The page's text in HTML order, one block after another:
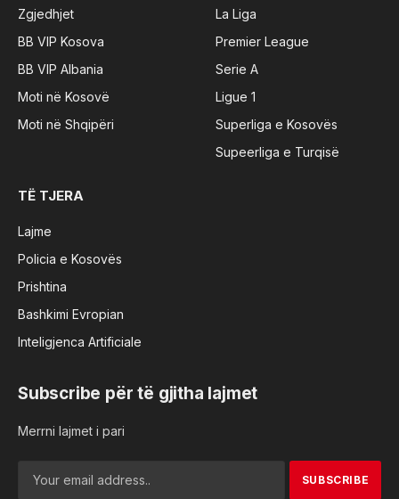
Zgjedhjet
BB VIP Kosova
BB VIP Albania
Moti në Kosovë
Moti në Shqipëri
La Liga
Premier League
Serie A
Ligue 1
Superliga e Kosovës
Supeerliga e Turqisë
TË TJERA
Lajme
Policia e Kosovës
Prishtina
Bashkimi Evropian
Inteligjenca Artificiale
Subscribe për të gjitha lajmet
Merrni lajmet i pari